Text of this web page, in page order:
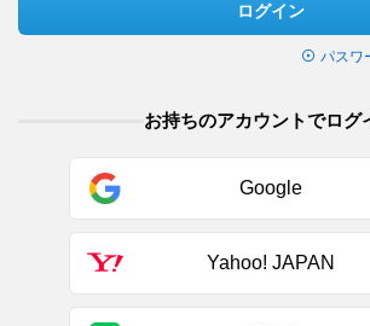
ログイン
パスワ
お持ちのアカウントでログ
Google
Yahoo! JAPAN